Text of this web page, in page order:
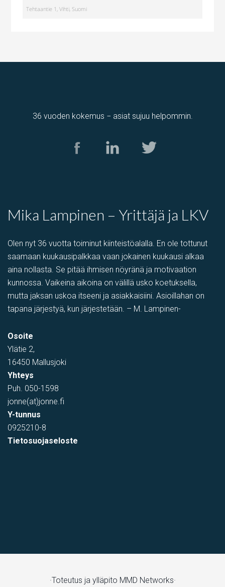
Tehtaantie 1, Vihti, Suomi
Kivipyykintie 6, Vantaa, Suomi, Itä-Hakkila
36 vuoden kokemus − asiat sujuu helpommin.
Mika Lampinen – Yrittäjä ja LKV
Olen nyt 36 vuotta toiminut kiinteistöalalla. En ole tottunut
saamaan kuukausipalkkaa vaan jokainen kuukausi alkaa
aina nollasta. Se pitää ihmisen nöyränä ja motivaation
kunnossa. Vaikeina aikoina on välillä usko koetuksella,
mutta jaksan uskoa itseeni ja asiakkaisiini. Asioillahan on
tapana järjestyä, kun järjestetään. – M. Lampinen-
Osoite
Ylätie 2,
16450 Mallusjoki
Yhteys
Puh. 050-1598
jonne(at)jonne.fi
Y-tunnus
0925210-8
Tietosuojaseloste
·Toteutus ja ylläpito MMD Networks·